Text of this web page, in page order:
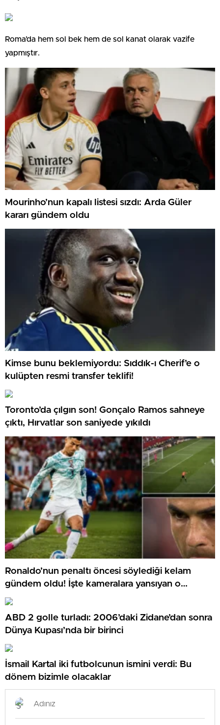
Roma’da hem sol bek hem de sol kanat olarak vazife
yapmıştır.
Mourinho’nun kapalı listesi sızdı: Arda Güler
kararı gündem oldu
Kimse bunu beklemiyordu: Sıddık-ı Cherif’e o
kulüpten resmi transfer teklifi!
Toronto’da çılgın son! Gonçalo Ramos sahneye
çıktı, Hırvatlar son saniyede yıkıldı
Ronaldo’nun penaltı öncesi söylediği kelam
gündem oldu! İşte kameralara yansıyan o
görüntü…
ABD 2 golle turladı: 2006’daki Zidane’dan sonra
Dünya Kupası’nda bir birinci
İsmail Kartal iki futbolcunun ismini verdi: Bu
dönem bizimle olacaklar